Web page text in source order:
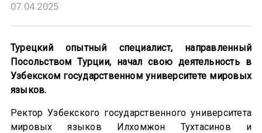
07.04.2025
Турецкий опытный специалист, направленный
Посольством Турции, начал свою деятельность в
Узбекском государственном университете мировых
языков.
Ректор Узбекского государственного университета
мировых языков Илхомжон Тухтасинов и